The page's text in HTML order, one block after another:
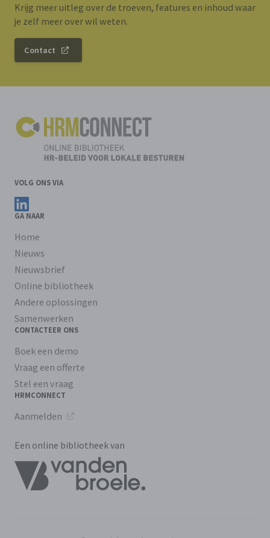
Krijg meer uitleg over de troeven, features en inhoud waar
je zelf meer over wil weten.
Contact
VOLG ONS VIA
Volg ons op LinkedIn
GA NAAR
Home
Nieuws
Nieuwsbrief
Online bibliotheek
Andere oplossingen
Samenwerken
CONTACTEER ONS
Boek een demo
Vraag een offerte
Stel een vraag
HRMCONNECT
Aanmelden
Een online bibliotheek van